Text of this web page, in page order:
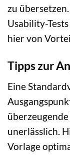
zu
Usability-
hier von
Tipps zur
Eine
unerlässlich.
Vorlage